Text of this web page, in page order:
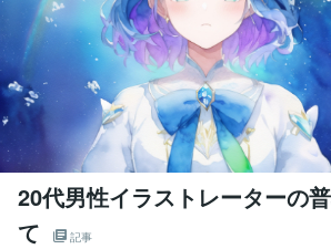
20代男性イラストレーターの
て
記事